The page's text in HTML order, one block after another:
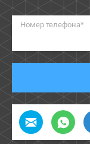
Номер телефона*